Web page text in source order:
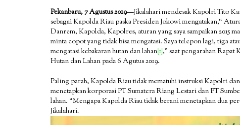
Pekanbaru, 7 Agustus 2019—Jikalahari mendesak Kapolri Tito
sebagai Kapolda Riau paska Presiden Jokowi mengatakan,“
Danrem, Kapolda, Kapolres, aturan yang saya sampaikan 2015
minta copot yang tidak bisa mengatasi. Saya telepon lagi, tiga
mengatasi kebakaran hutan dan lahan[1],” saat pengarahan
Hutan dan Lahan pada 6 Agutus 2019.
Paling parah, Kapolda Riau tidak mematuhi instruksi Kapolri
menetapkan korporasi PT Sumatera Riang Lestari dan PT
lahan. “Mengapa Kapolda Riau tidak berani menetapkan dua
Jikalahari.